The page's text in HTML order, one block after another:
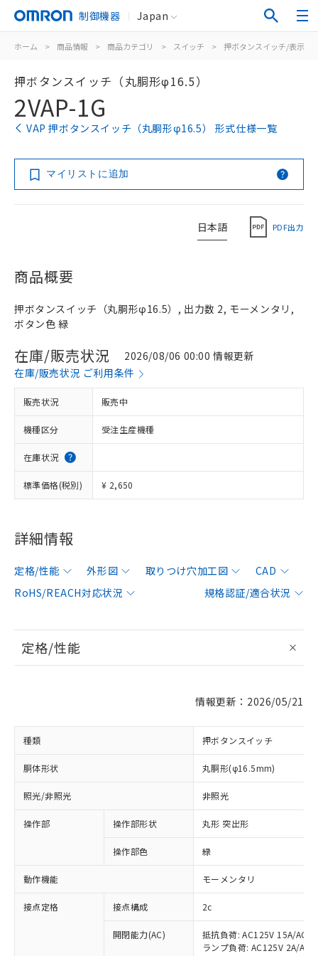
制御機器 Japan
ホーム > 商品情報 > 商品カテゴリ > スイッチ > 押ボタンスイッチ/表示灯
押ボタンスイッチ（丸胴形φ16.5）
2VAP-1G
VAP 押ボタンスイッチ（丸胴形φ16.5） 形式仕様一覧
マイリストに追加
日本語 PDF出力
商品概要
押ボタンスイッチ（丸胴形φ16.5）, 出力数 2, モーメンタリ,
ボタン色 緑
在庫/販売状況
2026/08/06 00:00 情報更新
在庫/販売状況 ご利用条件
販売状況 販売中
機種区分 受注生産機種
在庫状況
標準価格(税別) ¥ 2,650
詳細情報
定格/性能 外形図 取りつけ穴加工図
CAD
RoHS/REACH対応状況
規格認証/適合状況
定格/性能
情報更新：2026/05/21
種類 押ボタンスイッチ
胴体形状 丸胴形(φ16.5mm)
照光/非照光 非照光
操作部 操作部形状 丸形 突出形
操作部色 緑
動作機能 モーメンタリ
接点定格 接点構成 2c
開閉能力(AC)
抵抗負荷: AC125V 15A/
ランプ負荷: AC125V 2A/